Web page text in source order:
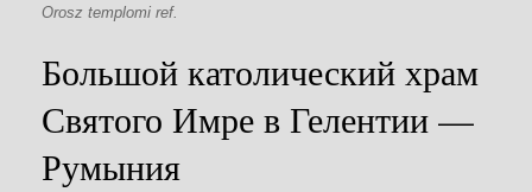
Orosz templomi ref.
Большой католический храм
Святого Имре в Гелентии —
Румыния